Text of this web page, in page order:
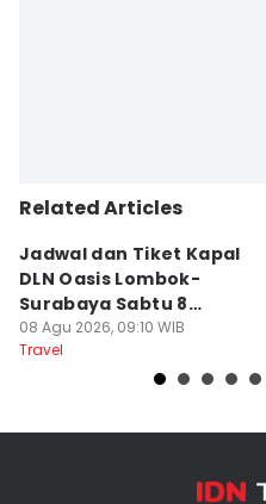
Related Articles
Jadwal dan Tiket Kapal
DLN Oasis Lombok-
Surabaya Sabtu 8
Agustus 2026
08 Agu 2026, 09:10 WIB
Travel